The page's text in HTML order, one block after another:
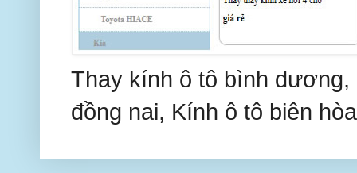
Thay kính ô tô bình
đồng nai, Kính ô tô biên